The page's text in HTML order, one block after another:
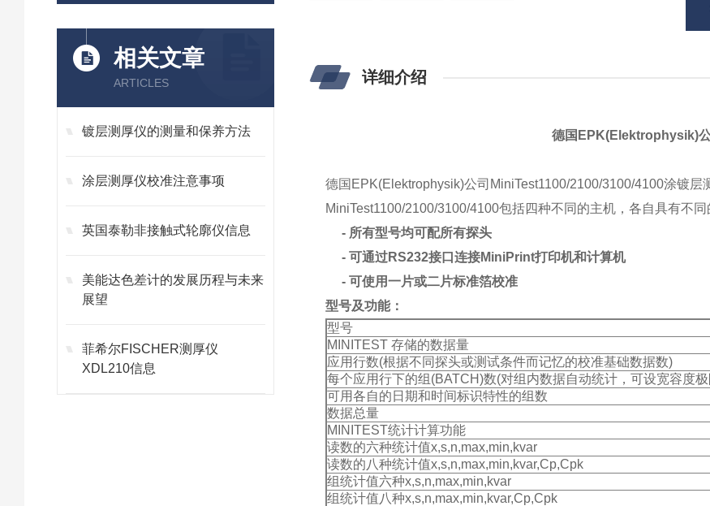
相关文章
ARTICLES
镀层测厚仪的测量和保养方法
涂层测厚仪校准注意事项
英国泰勒非接触式轮廓仪信息
美能达色差计的发展历程与未来
展望
菲希尔FISCHER测厚仪
XDL210信息
详细介绍
德国EPK(Elektrophysik)
德国EPK(Elektrophysik)公司MiniTest1100/2100/3100/4100涂镀层
MiniTest1100/2100/3100/4100包括四种不同的主机，各自具有不同
- 所有型号均可配所有探头
- 可通过RS232接口连接MiniPrint打印机和计算机
- 可使用一片或二片标准箔校准
型号及功能：
型号
MINITEST 存储的数据量
应用行数(根据不同探头或测试条件而记忆的校准基础数据数)
每个应用行下的组(BATCH)数(对组内数据自动统计，可设宽容度
可用各自的日期和时间标识特性的组数
数据总量
MINITEST统计计算功能
读数的六种统计值x,s,n,max,min,kvar
读数的八种统计值x,s,n,max,min,kvar,Cp,Cpk
组统计值六种x,s,n,max,min,kvar
组统计值八种x,s,n,max,min,kvar,Cp,Cpk